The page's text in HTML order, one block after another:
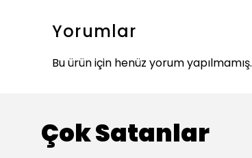
Yorumlar
Bu ürün için henüz yorum yapılmamış.
Çok Satanlar